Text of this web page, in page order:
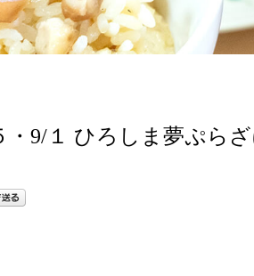
・9/１ ひろしま夢ぷらざ